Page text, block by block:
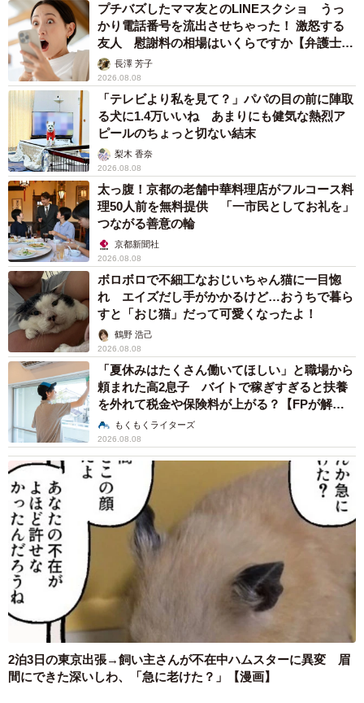
プチバズしたママ友とのLINEスクショ うっ
かり電話番号を流出させちゃった！ 激怒する
友人 慰謝料の相場はいくらですか【弁護士が
解説】長澤 芳子
2026.08.08
「テレビより私を見て？」パパの目の前に陣取
る犬に1.4万いいね あまりにも健気な熱烈ア
ピールのちょっと切ない結末
梨木 香奈
2026.08.08
太っ腹！京都の老舗中華料理店がフルコース料
理50人前を無料提供 「一市民としてお礼を」
つながる善意の輪
京都新聞社
2026.08.08
ボロボロで不細工なおじいちゃん猫に一目惚
れ エイズだし手がかかるけど…おうちで暮ら
すと「おじ猫」だって可愛くなったよ！
鶴野 浩己
2026.08.08
「夏休みはたくさん働いてほしい」と職場から
頼まれた高2息子 バイトで稼ぎすぎると扶養
を外れて税金や保険料が上がる？【FPが解
説】もくもくライターズ
2026.08.08
2泊3日の東京出張→飼い主さんが不在中ハムスターに異変 眉
間にできた深いしわ、「急に老けた？」【漫画】